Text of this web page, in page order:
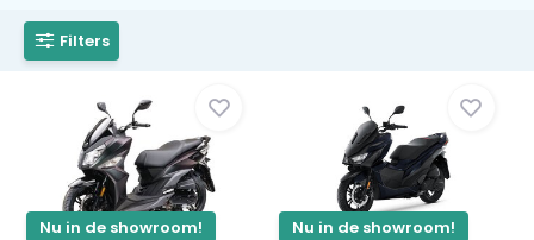
Filters
Nu in de showroom!
Nu in de showroom!